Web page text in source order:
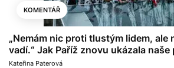
KOMENTÁŘ
„Nemám nic proti tlustým lidem, ale
vadí.“ Jak Paříž znovu ukázala
Kateřina Paterová